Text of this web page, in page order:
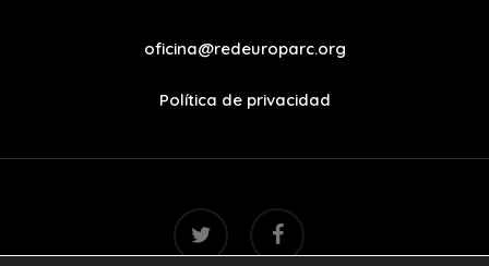
oficina@redeuroparc.org
Política de privacidad
twitter facebook